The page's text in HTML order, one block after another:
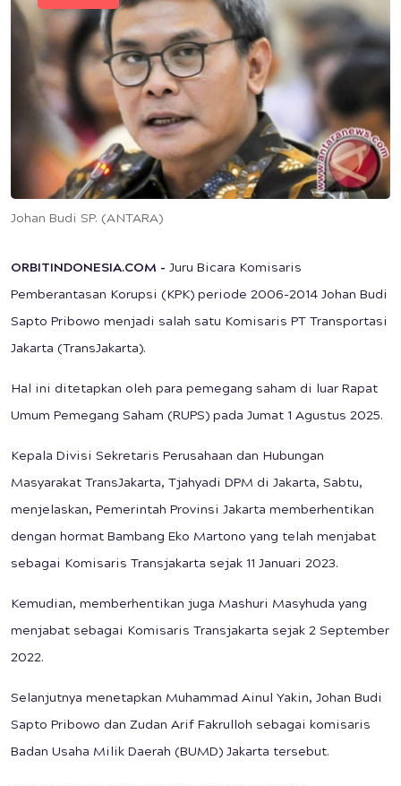
Johan Budi SP. (ANTARA)
ORBITINDONESIA.COM - Juru Bicara Komisaris
Pemberantasan Korupsi (KPK) periode 2006-2014 Johan Budi
Sapto Pribowo menjadi salah satu Komisaris PT Transportasi
Jakarta (TransJakarta).
Hal ini ditetapkan oleh para pemegang saham di luar Rapat
Umum Pemegang Saham (RUPS) pada Jumat 1 Agustus 2025.
Kepala Divisi Sekretaris Perusahaan dan Hubungan
Masyarakat TransJakarta, Tjahyadi DPM di Jakarta, Sabtu,
menjelaskan, Pemerintah Provinsi Jakarta memberhentikan
dengan hormat Bambang Eko Martono yang telah menjabat
sebagai Komisaris Transjakarta sejak 11 Januari 2023.
Kemudian, memberhentikan juga Mashuri Masyhuda yang
menjabat sebagai Komisaris Transjakarta sejak 2 September
2022.
Selanjutnya menetapkan Muhammad Ainul Yakin, Johan Budi
Sapto Pribowo dan Zudan Arif Fakrulloh sebagai komisaris
Badan Usaha Milik Daerah (BUMD) Jakarta tersebut.